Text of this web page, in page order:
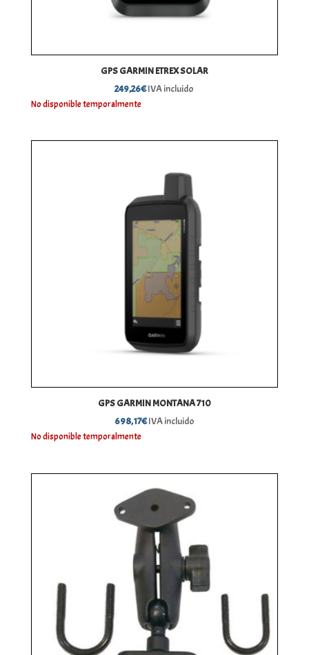
GPS GARMIN ETREX SOLAR
249,26€IVA incluido
No disponible temporalmente
GPS GARMIN MONTANA 710
698,17€IVA incluido
No disponible temporalmente